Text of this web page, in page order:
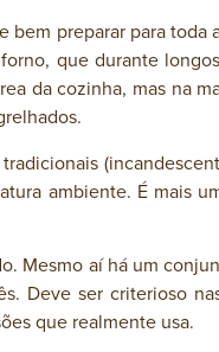
preparar para
que durante
da cozinha, mas na
ambiente. É mais
Mesmo aí há um
ser criterioso
que realmente usa.